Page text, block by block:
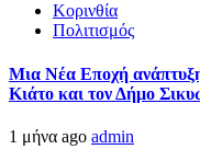
Κορινθία
Πολιτισμός
Μια Νέα Εποχή
Κιάτο και τον Δήμο
1 μήνα ago admin